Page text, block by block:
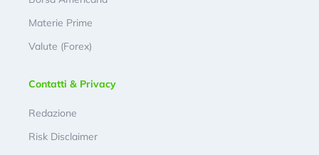
Materie Prime
Valute (Forex)
Contatti & Privacy
Redazione
Risk Disclaimer